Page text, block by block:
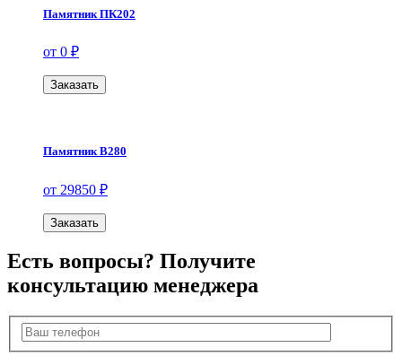
Памятник ПК202
от 0 ₽
Заказать
Памятник В280
от 29850 ₽
Заказать
Есть вопросы? Получите
консультацию менеджера